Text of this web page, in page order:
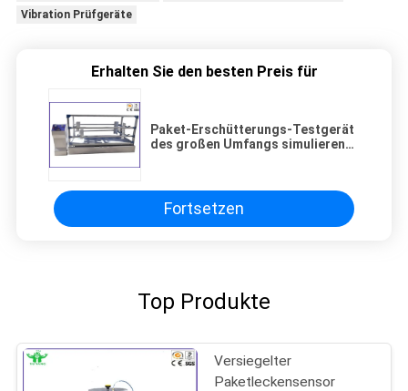
Vibration Prüfgeräte
Erhalten Sie den besten Preis für
Paket-Erschütterungs-Testgerät
des großen Umfangs simulieren
Fortsetzen
Top Produkte
Versiegelter
Paketleckensensor